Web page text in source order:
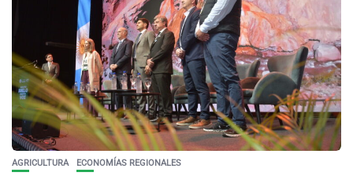
AGRICULTURA ECONOMÍAS REGIONALES